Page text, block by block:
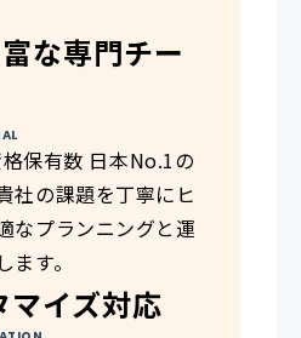
な専門チー
保有数 日本No.1の
社の課題を丁寧にヒ
なプランニングと運
す。
マイズ対応